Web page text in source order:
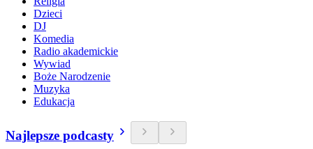
Dzieci
DJ
Komedia
Radio akademickie
Wywiad
Boże Narodzenie
Muzyka
Edukacja
Najlepsze podcasty